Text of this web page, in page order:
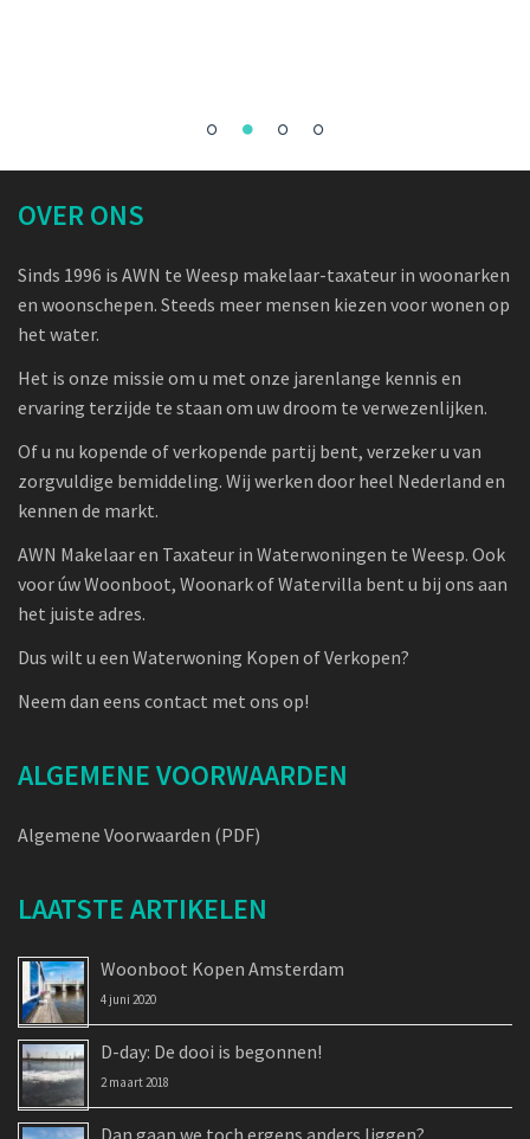
OVER ONS
Sinds 1996 is AWN te Weesp makelaar-taxateur in woonarken
en woonschepen. Steeds meer mensen kiezen voor wonen op
het water.
Het is onze missie om u met onze jarenlange kennis en
ervaring terzijde te staan om uw droom te verwezenlijken.
Of u nu kopende of verkopende partij bent, verzeker u van
zorgvuldige bemiddeling. Wij werken door heel Nederland en
kennen de markt.
AWN Makelaar en Taxateur in Waterwoningen te Weesp. Ook
voor úw Woonboot, Woonark of Watervilla bent u bij ons aan
het juiste adres.
Dus wilt u een Waterwoning Kopen of Verkopen?
Neem dan eens contact met ons op!
ALGEMENE VOORWAARDEN
Algemene Voorwaarden (PDF)
LAATSTE ARTIKELEN
Woonboot Kopen Amsterdam
4 juni 2020
D-day: De dooi is begonnen!
2 maart 2018
Dan gaan we toch ergens anders liggen?